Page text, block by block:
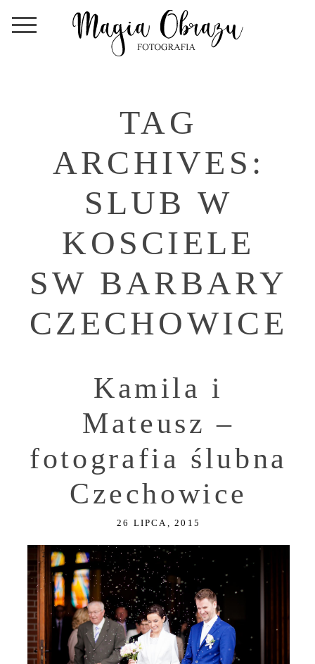
TAG
ARCHIVES:
SLUB W
KOSCIELE
SW BARBARY
CZECHOWICE
Kamila i
Mateusz –
fotografia ślubna
Czechowice
26 LIPCA, 2015